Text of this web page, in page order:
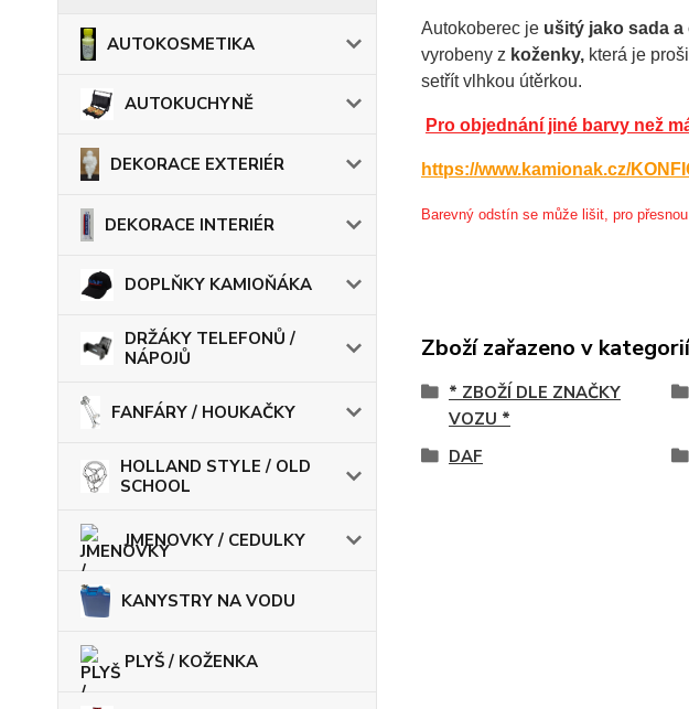
AUTOKOSMETIKA
AUTOKUCHYNĚ
DEKORACE EXTERIÉR
DEKORACE INTERIÉR
DOPLŇKY KAMIOŇÁKA
DRŽÁKY TELEFONŮ /
NÁPOJŮ
FANFÁRY / HOUKAČKY
HOLLAND STYLE / OLD
SCHOOL
JMENOVKY / CEDULKY
KANYSTRY NA VODU
PLYŠ / KOŽENKA
Autokoberec je ušitý jako sada
vyrobeny z koženky, která je
setřít vlhkou útěrkou.
Pro objednání jiné barvy než
https://www.kamionak.cz/
Barevný odstín se může lišit, pro
Zboží zařazeno v
* ZBOŽÍ DLE ZNAČKY
VOZU *
DAF